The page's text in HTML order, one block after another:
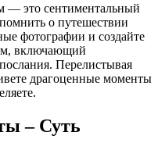
— это сентиментальный
о путешествии
фотографии и создайте
включающий
Перелистывая
драгоценные моменты
– Суть